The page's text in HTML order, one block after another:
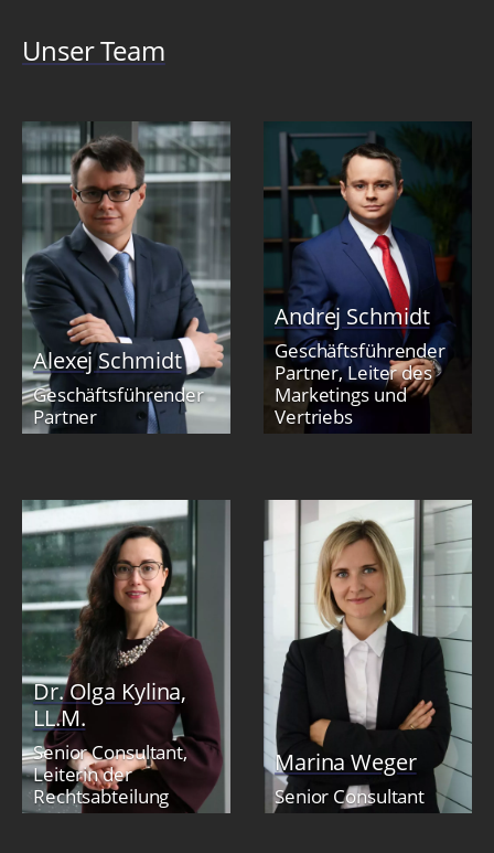
Unser Team
Alexej Schmidt
Geschäftsführender
Partner
Andrej Schmidt
Geschäftsführender
Partner, Leiter des
Marketings und
Vertriebs
Dr. Olga Kylina,
LL.M.
Senior Consultant,
Leiterin der
Rechtsabteilung
Marina Weger
Senior Consultant